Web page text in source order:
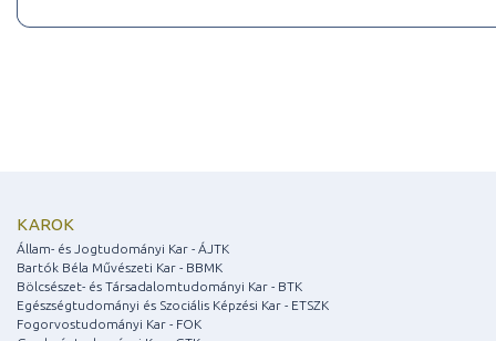
KAROK
Állam- és Jogtudományi Kar - ÁJTK
Bartók Béla Művészeti Kar - BBMK
Bölcsészet- és Társadalomtudományi Kar - BTK
Egészségtudományi és Szociális Képzési Kar - ETSZK
Fogorvostudományi Kar - FOK